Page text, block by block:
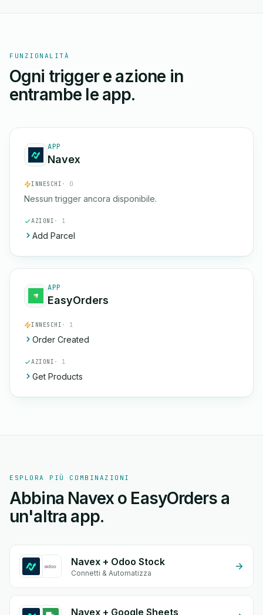
FUNZIONALITÀ
Ogni trigger e azione in
entrambe le app.
APP
Navex
INNESCHI · 0
Nessun trigger ancora disponibile.
AZIONI · 1
Add Parcel
APP
EasyOrders
INNESCHI · 1
Order Created
AZIONI · 1
Get Products
ESPLORA PIÙ COMBINAZIONI
Abbina Navex o EasyOrders a
un'altra app.
Navex + Odoo Stock
Connetti & Automatizza
Navex + Google Sheets